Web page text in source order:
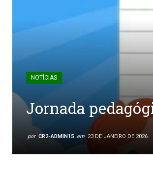
NOTÍCIAS
Jornada
por CR2-ADMIN15 em 23 DE JANEIRO DE 2026